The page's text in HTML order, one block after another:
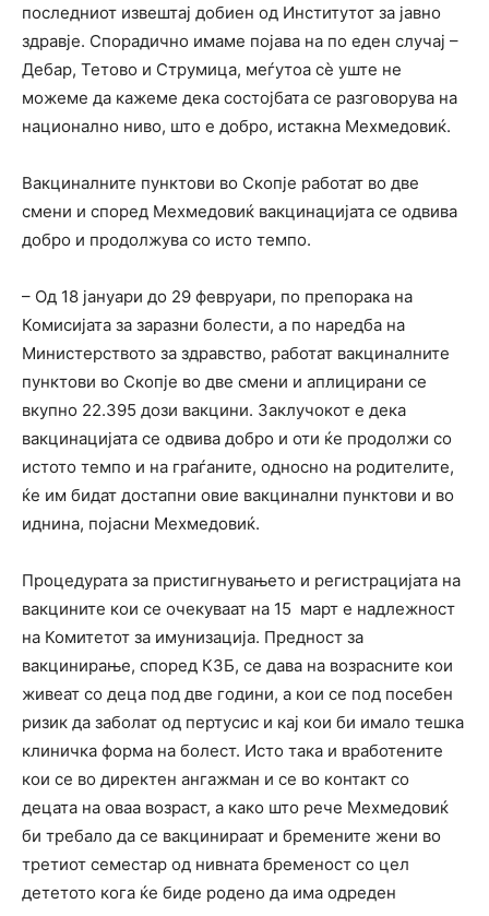
последниот извештај добиен од Институтот за јавно
здравје. Спорадично имаме појава на по еден случај –
Дебар, Тетово и Струмица, меѓутоа сѐ уште не
можеме да кажеме дека состојбата се разговорува на
национално ниво, што е добро, истакна Мехмедовиќ.
Вакциналните пунктови во Скопје работат во две
смени и според Мехмедовиќ вакцинацијата се одвива
добро и продолжува со исто темпо.
– Од 18 јануари до 29 февруари, по препорака на
Комисијата за заразни болести, а по наредба на
Министерството за здравство, работат вакциналните
пунктови во Скопје во две смени и аплицирани се
вкупно 22.395 дози вакцини. Заклучокот е дека
вакцинацијата се одвива добро и оти ќе продолжи со
истото темпо и на граѓаните, односно на родителите,
ќе им бидат достапни овие вакцинални пунктови и во
иднина, појасни Мехмедовиќ.
Процедурата за пристигнувањето и регистрацијата на
вакцините кои се очекуваат на 15 март е надлежност
на Комитетот за имунизација. Предност за
вакцинирање, според КЗБ, се дава на возрасните кои
живеат со деца под две години, а кои се под посебен
ризик да заболат од пертусис и кај кои би имало тешка
клиничка форма на болест. Исто така и вработените
кои се во директен ангажман и се во контакт со
децата на оваа возраст, а како што рече Мехмедовиќ
би требало да се вакцинираат и бремените жени во
третиот семестар од нивната бременост со цел
дететото кога ќе биде родено да има одреден